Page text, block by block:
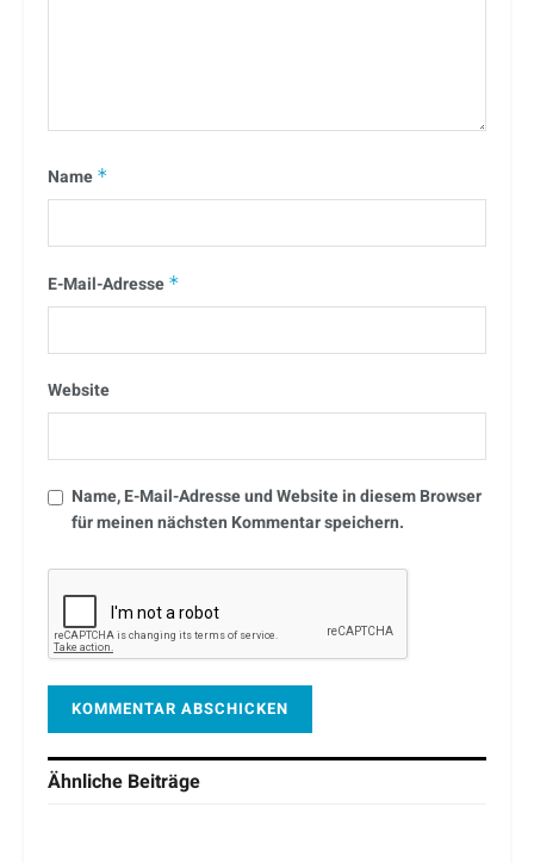
Name *
E-Mail-Adresse *
Website
Name, E-Mail-Adresse und Website in diesem Browser
für meinen nächsten Kommentar speichern.
Ähnliche Beiträge